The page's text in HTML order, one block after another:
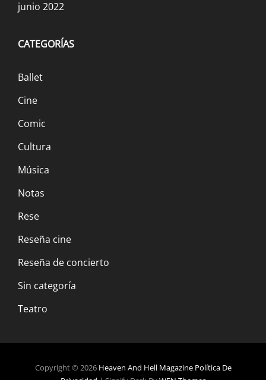
junio 2022
CATEGORÍAS
Ballet
Cine
Comic
Cultura
Música
Notas
Rese
Reseña cine
Reseña de concierto
Sin categoría
Teatro
Copyright © 2026 Heaven And Hell Magazine Política De